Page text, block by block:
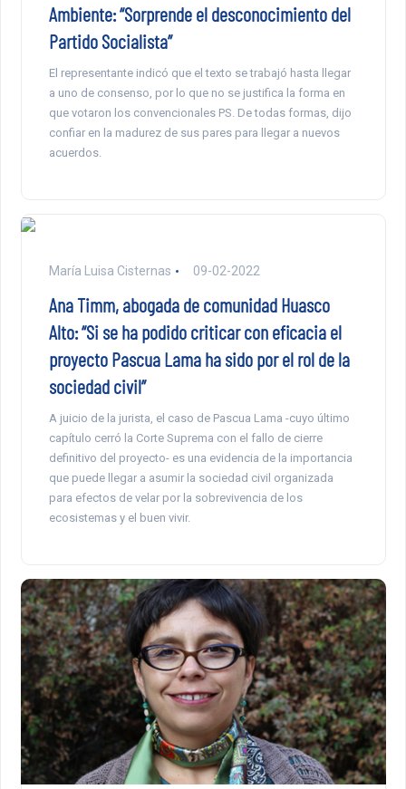
Ambiente: “Sorprende el desconocimiento del
Partido Socialista”
El representante indicó que el texto se trabajó hasta llegar
a uno de consenso, por lo que no se justifica la forma en
que votaron los convencionales PS. De todas formas, dijo
confiar en la madurez de sus pares para llegar a nuevos
acuerdos.
María Luisa Cisternas 09-02-2022
Ana Timm, abogada de comunidad Huasco
Alto: “Si se ha podido criticar con eficacia el
proyecto Pascua Lama ha sido por el rol de la
sociedad civil”
A juicio de la jurista, el caso de Pascua Lama -cuyo último
capítulo cerró la Corte Suprema con el fallo de cierre
definitivo del proyecto- es una evidencia de la importancia
que puede llegar a asumir la sociedad civil organizada
para efectos de velar por la sobrevivencia de los
ecosistemas y el buen vivir.